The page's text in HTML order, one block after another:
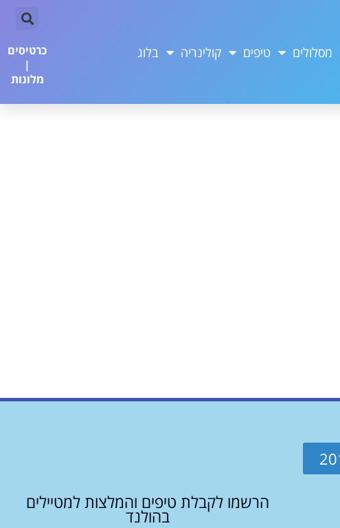
מסלולים טיפים קולינריה בלוג
כרטיסים
|
מלונות
הרשמו לקבלת טיפים והמלצות למטיילים
בהולנד